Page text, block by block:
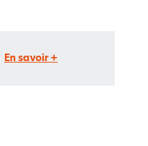
En savoir +